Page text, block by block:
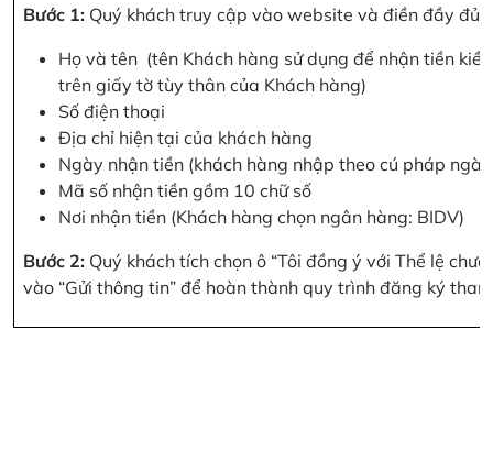
Bước 1: Quý khách truy cập vào website và điền đầy đủ
Họ và tên (tên Khách hàng sử dụng để nhận tiền
trên giấy tờ tùy thân của Khách hàng)
Số điện thoại
Địa chỉ hiện tại của khách hàng
Ngày nhận tiền (khách hàng nhập theo cú pháp
Mã số nhận tiền gồm 10 chữ số
Nơi nhận tiền (Khách hàng chọn ngân hàng: BIDV)
Bước 2: Quý khách tích chọn ô “Tôi đồng ý với Thể lệ
vào “Gửi thông tin” để hoàn thành quy trình đăng ký